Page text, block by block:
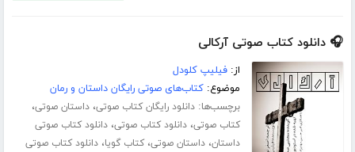
🎧 دانلود کتاب صوتی آرکالی
از:فیلیپ کلودل
موضوع:کتاب‌های صوتی رایگان داستان و رمان
برچسب‌ها:دانلود رایگان کتاب صوتی،داستان صوتی،
کتاب صوتی،دانلود کتاب صوتی،دانلود کتاب صوتی
داستان،داستان صوتی،کتاب گویا،دانلود کتاب صوتی